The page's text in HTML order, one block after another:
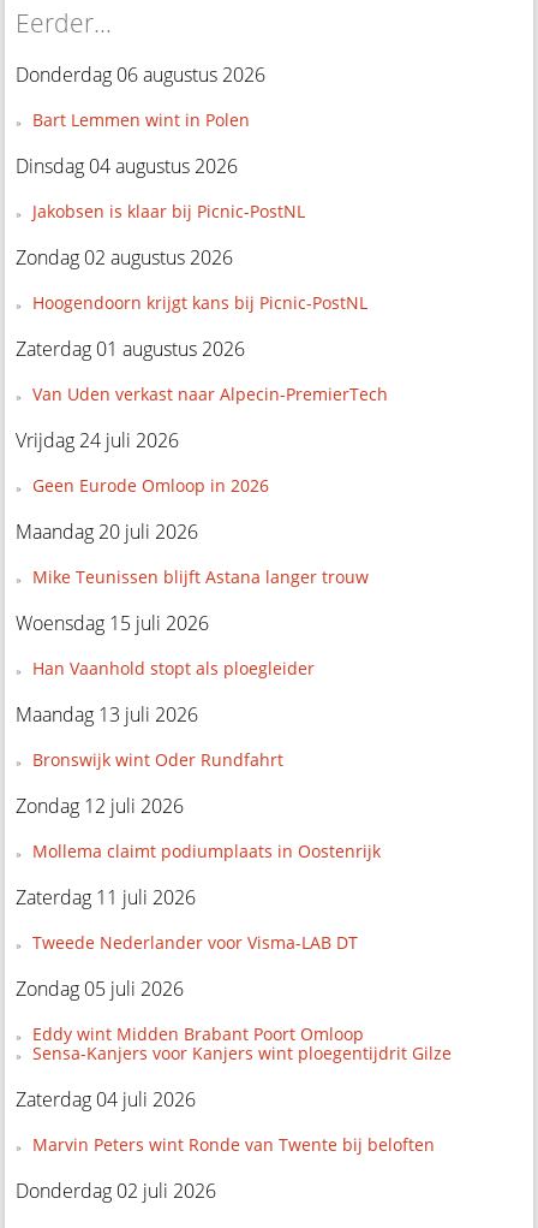
Eerder...
Donderdag 06 augustus 2026
Bart Lemmen wint in Polen
Dinsdag 04 augustus 2026
Jakobsen is klaar bij Picnic-PostNL
Zondag 02 augustus 2026
Hoogendoorn krijgt kans bij Picnic-PostNL
Zaterdag 01 augustus 2026
Van Uden verkast naar Alpecin-PremierTech
Vrijdag 24 juli 2026
Geen Eurode Omloop in 2026
Maandag 20 juli 2026
Mike Teunissen blijft Astana langer trouw
Woensdag 15 juli 2026
Han Vaanhold stopt als ploegleider
Maandag 13 juli 2026
Bronswijk wint Oder Rundfahrt
Zondag 12 juli 2026
Mollema claimt podiumplaats in Oostenrijk
Zaterdag 11 juli 2026
Tweede Nederlander voor Visma-LAB DT
Zondag 05 juli 2026
Eddy wint Midden Brabant Poort Omloop
Sensa-Kanjers voor Kanjers wint ploegentijdrit Gilze
Zaterdag 04 juli 2026
Marvin Peters wint Ronde van Twente bij beloften
Donderdag 02 juli 2026